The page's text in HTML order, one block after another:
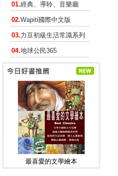
01.經典、導聆、音樂廳
02.Wapiti國際中文版
03.力豆初級生活常識系列
04.地球公民365
最喜愛的文學繪本